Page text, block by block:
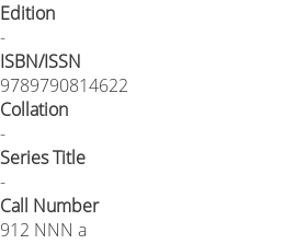
Edition
-
ISBN/ISSN
9789790814622
Collation
-
Series Title
-
Call Number
912 NNN a